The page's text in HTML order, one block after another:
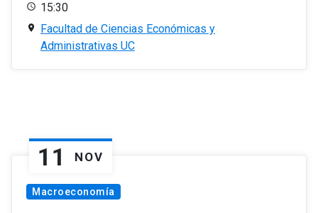
15:30
Facultad de Ciencias Económicas y
Administrativas UC
11 NOV
Macroeconomía